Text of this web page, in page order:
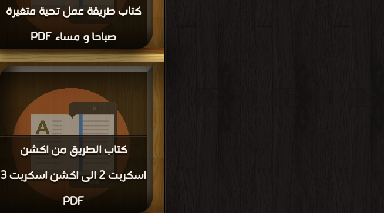
كتاب طريقة عمل تحية متغيرة
صباحا و مساء PDF
قراءة و تحميل كتاب كتاب طريقة عمل تحية متغيرة صباحا و
مساء PDF مجانا | مكتبة >
كتب في تحميل| التحميل : مرة/
كتاب الطريق من اكشن
اسكربت 2 الى اكشن اسكربت 3
PDF